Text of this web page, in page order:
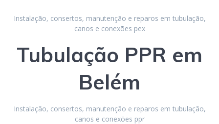
Instalação, consertos, manutenção e reparos em tubulação,
canos e conexões pex
Tubulação PPR em
Belém
Instalação, consertos, manutenção e reparos em tubulação,
canos e conexões ppr